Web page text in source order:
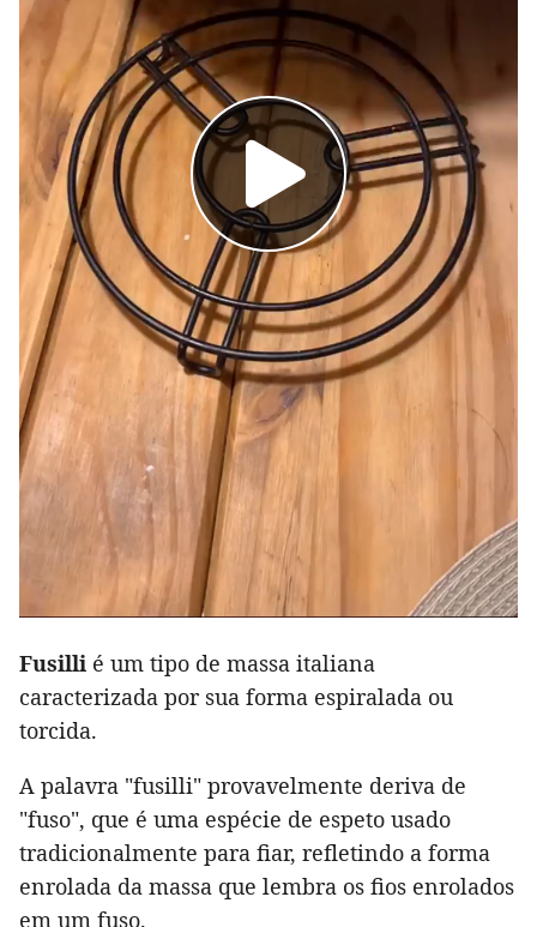
Fusilli é um tipo de massa italiana
caracterizada por sua forma espiralada ou
torcida.
A palavra "fusilli" provavelmente deriva de
"fuso", que é uma espécie de espeto usado
tradicionalmente para fiar, refletindo a forma
enrolada da massa que lembra os fios enrolados
em um fuso.